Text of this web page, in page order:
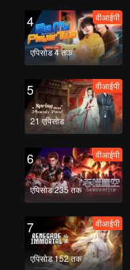
4
एपिसोड 4 तक
वीआईपी
5
21 एपिसोड
वीआईपी
6
एपिसोड 235 तक
वीआईपी
7
एपिसोड 152 तक
वीआईपी